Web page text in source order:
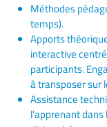
Méthodes
temps).
Apports
interactive
participants.
à transposer sur
Assistance
l'apprenant